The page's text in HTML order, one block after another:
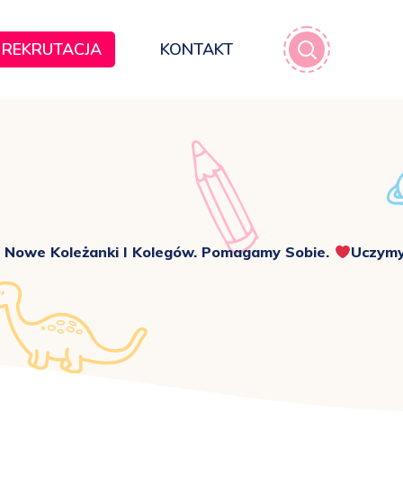
REKRUTACJA KONTAKT
Koleżanki I Kolegów. Pomagamy Sobie.